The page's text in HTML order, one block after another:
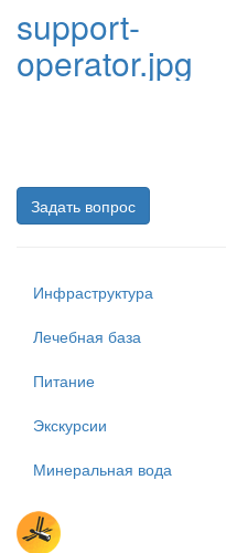
support-
operator.jpg
Задать вопрос
Инфраструктура
Лечебная база
Питание
Экскурсии
Минеральная вода